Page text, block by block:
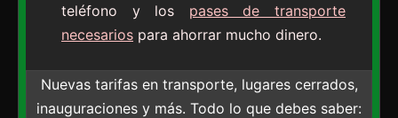
teléfono y los
pases de transporte
necesarios para ahorrar mucho dinero.
Nuevas tarifas en transporte, lugares cerrados,
inauguraciones y más. Todo lo que debes saber: